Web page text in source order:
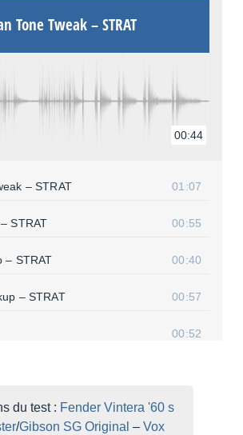
Tone Tweak – STRAT
00:44
– STRAT 01:07
STRAT 00:55
– STRAT 00:40
– STRAT 00:57
00:52
SG 01:02
du test : Fender Vintera '60 s
/Gibson SG Origi­nal – Vox